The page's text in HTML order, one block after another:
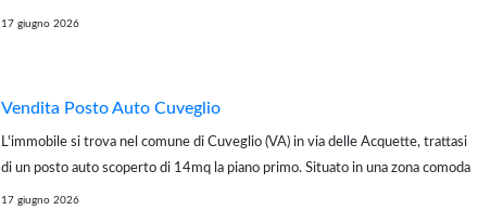
comoda e accessibile. Per te la possibilità di avere un preventivo per il mutuo
17 giugno 2026
Vendita Posto Auto Cuveglio
L'immobile si trova nel comune di Cuveglio (VA) in via delle Acquette, trattasi
di un posto auto scoperto di 14mq la piano primo. Situato in una zona comoda
e accessibile. Per te la possibilità di avere un preventivo per il mutuo a
17 giugno 2026